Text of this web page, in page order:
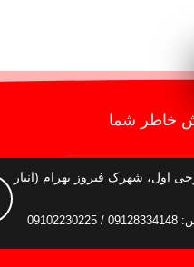
خاطر شما
خروجی اول، شهرک فیروز بهرام (انبار